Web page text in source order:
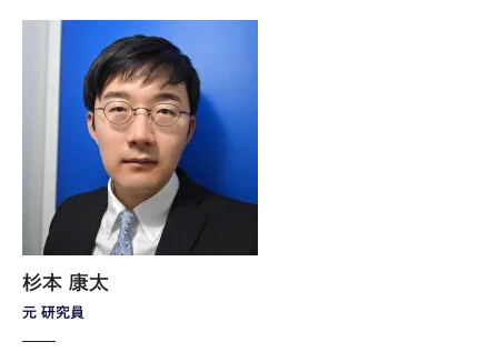
元 研究員
杉本 康太